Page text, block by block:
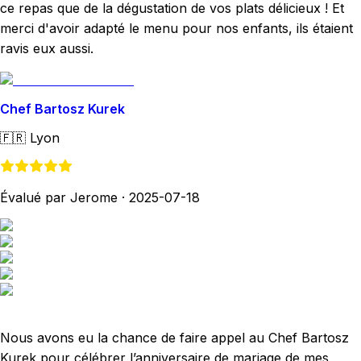
ce repas que de la dégustation de vos plats délicieux ! Et
merci d'avoir adapté le menu pour nos enfants, ils étaient
ravis eux aussi.
Chef Bartosz Kurek
🇫🇷 Lyon
Évalué par Jerome · 2025-07-18
Nous avons eu la chance de faire appel au Chef Bartosz